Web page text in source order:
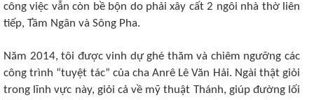
công việc vẫn còn bề bộn do phải xây cất 2 ngôi nhà thờ liên
tiếp, Tầm Ngân và Sông Pha.
Năm 2014, tôi được vinh dự ghé thăm và chiêm ngưỡng các
công trình “tuyệt tác” của cha Anrê Lê Văn Hải. Ngài thật giỏi
trong lĩnh vực này, giỏi cả về mỹ thuật Thánh, giúp đường lối